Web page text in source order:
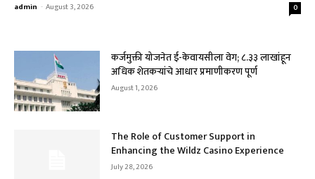
admin - August 3, 2026 0
कर्जमुक्ती योजनेत ई-केवायसीला वेग; ८.३३ लाखांहून
अधिक शेतकऱ्यांचे आधार प्रमाणीकरण पूर्ण
August 1, 2026
The Role of Customer Support in
Enhancing the Wildz Casino Experience
July 28, 2026